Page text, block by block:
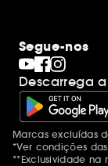
Segue-nos
Descarrega
Menções
Marcas excluídas
*Ver condições
**Exclusividade na